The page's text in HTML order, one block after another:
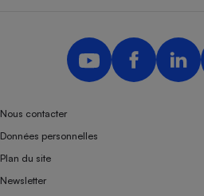
Nous contacter
Données personnelles
Plan du site
Newsletter